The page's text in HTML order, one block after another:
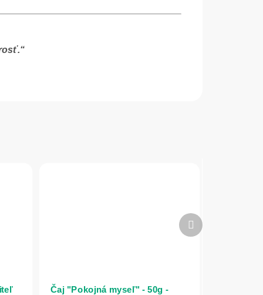
Čaj "Pokojná myseľ" - 50g -
Ďalší
produkt